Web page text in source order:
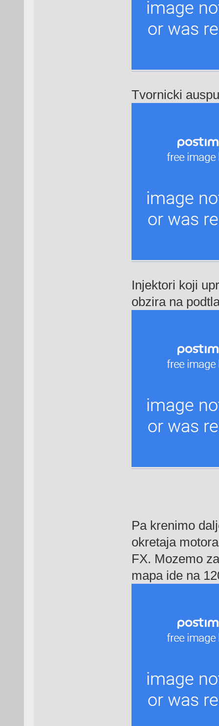
Tvornicki
Injektori koji
obzira na
Pa krenimo
okretaja
FX. Mozemo
mapa ide na